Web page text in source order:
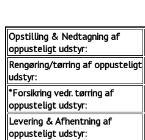
Opstilling & Nedtagning af
oppusteligt udstyr:
Rengøring/tørring af oppusteligt
udstyr:
*Forsikring vedr. tørring af
oppusteligt udstyr:
Levering & Afhentning af
oppusteligt udstyr: